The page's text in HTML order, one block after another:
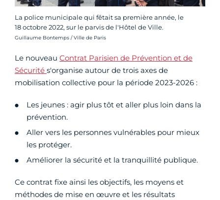
La police municipale qui fêtait sa première année, le
18 octobre 2022, sur le parvis de l'Hôtel de Ville.
Crédit photo :
Guillaume Bontemps / Ville de Paris
Le nouveau Contrat Parisien de Prévention et de
Sécurité s'organise autour de trois axes de
mobilisation collective pour la période 2023-2026 :
Les jeunes : agir plus tôt et aller plus loin dans la
prévention.
Aller vers les personnes vulnérables pour mieux
les protéger.
Améliorer la sécurité et la tranquillité publique.
Ce contrat fixe ainsi les objectifs, les moyens et
méthodes de mise en œuvre et les résultats